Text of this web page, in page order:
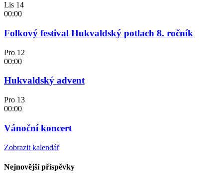
Lis 14
00:00
Folkový festival Hukvaldský potlach 8. ročník
Pro 12
00:00
Hukvaldský advent
Pro 13
00:00
Vánoční koncert
Zobrazit kalendář
Nejnovější příspěvky